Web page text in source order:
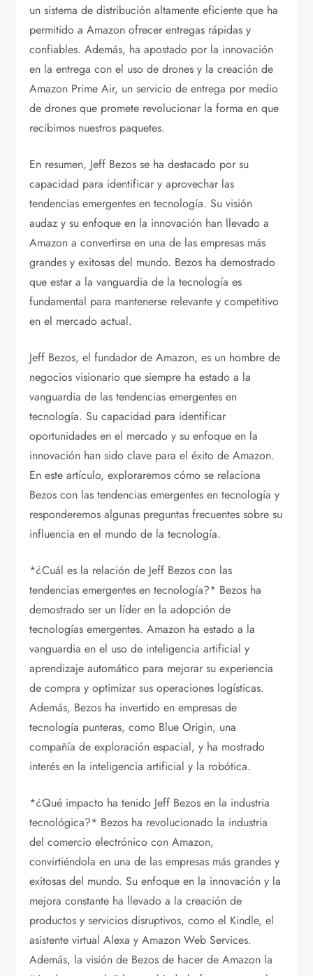
un sistema de distribución altamente eficiente que ha
permitido a Amazon ofrecer entregas rápidas y
confiables. Además, ha apostado por la innovación
en la entrega con el uso de drones y la creación de
Amazon Prime Air, un servicio de entrega por medio
de drones que promete revolucionar la forma en que
recibimos nuestros paquetes.
En resumen, Jeff Bezos se ha destacado por su
capacidad para identificar y aprovechar las
tendencias emergentes en tecnología. Su visión
audaz y su enfoque en la innovación han llevado a
Amazon a convertirse en una de las empresas más
grandes y exitosas del mundo. Bezos ha demostrado
que estar a la vanguardia de la tecnología es
fundamental para mantenerse relevante y competitivo
en el mercado actual.
Jeff Bezos, el fundador de Amazon, es un hombre de
negocios visionario que siempre ha estado a la
vanguardia de las tendencias emergentes en
tecnología. Su capacidad para identificar
oportunidades en el mercado y su enfoque en la
innovación han sido clave para el éxito de Amazon.
En este artículo, exploraremos cómo se relaciona
Bezos con las tendencias emergentes en tecnología y
responderemos algunas preguntas frecuentes sobre su
influencia en el mundo de la tecnología.
*¿Cuál es la relación de Jeff Bezos con las
tendencias emergentes en tecnología?* Bezos ha
demostrado ser un líder en la adopción de
tecnologías emergentes. Amazon ha estado a la
vanguardia en el uso de inteligencia artificial y
aprendizaje automático para mejorar su experiencia
de compra y optimizar sus operaciones logísticas.
Además, Bezos ha invertido en empresas de
tecnología punteras, como Blue Origin, una
compañía de exploración espacial, y ha mostrado
interés en la inteligencia artificial y la robótica.
*¿Qué impacto ha tenido Jeff Bezos en la industria
tecnológica?* Bezos ha revolucionado la industria
del comercio electrónico con Amazon,
convirtiéndola en una de las empresas más grandes y
exitosas del mundo. Su enfoque en la innovación y la
mejora constante ha llevado a la creación de
productos y servicios disruptivos, como el Kindle, el
asistente virtual Alexa y Amazon Web Services.
Además, la visión de Bezos de hacer de Amazon la